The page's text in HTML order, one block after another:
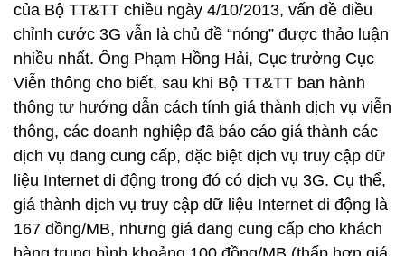
của Bộ TT&TT chiều ngày 4/10/2013, vấn đề điều
chỉnh cước 3G vẫn là chủ đề “nóng” được thảo luận
nhiều nhất. Ông Phạm Hồng Hải, Cục trưởng Cục
Viễn thông cho biết, sau khi Bộ TT&TT ban hành
thông tư hướng dẫn cách tính giá thành dịch vụ viễn
thông, các doanh nghiệp đã báo cáo giá thành các
dịch vụ đang cung cấp, đặc biệt dịch vụ truy cập dữ
liệu Internet di động trong đó có dịch vụ 3G. Cụ thể,
giá thành dịch vụ truy cập dữ liệu Internet di động là
167 đồng/MB, nhưng giá đang cung cấp cho khách